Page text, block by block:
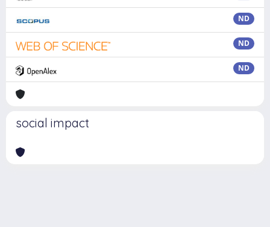
ND
ND
ND
social impact